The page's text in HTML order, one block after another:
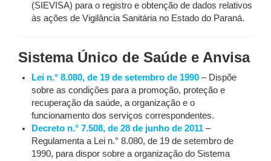
(SIEVISA) para o registro e obtenção de dados relativos
às ações de Vigilância Sanitária no Estado do Paraná.
Sistema Único de Saúde e Anvisa
Lei n.° 8.080, de 19 de setembro de 1990 – Dispõe
sobre as condições para a promoção, proteção e
recuperação da saúde, a organização e o
funcionamento dos serviços correspondentes.
Decreto n.° 7.508, de 28 de junho de 2011 –
Regulamenta a Lei n.° 8.080, de 19 de setembro de
1990, para dispor sobre a organização do Sistema